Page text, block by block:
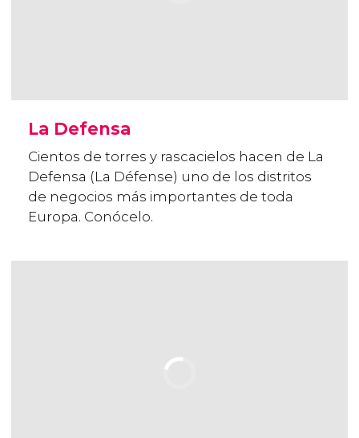
La Defensa
Cientos de torres y rascacielos hacen de La
Defensa (La Défense) uno de los distritos
de negocios más importantes de toda
Europa. Conócelo.